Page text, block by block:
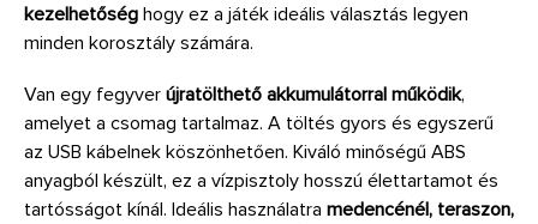
kezelhetőség hogy ez a játék ideális választás legyen
minden korosztály számára.
Van egy fegyver újratölthető akkumulátorral működik,
amelyet a csomag tartalmaz. A töltés gyors és egyszerű
az USB kábelnek köszönhetően. Kiváló minőségű ABS
anyagból készült, ez a vízpisztoly hosszú élettartamot és
tartósságot kínál. Ideális használatra medencénél, teraszon,